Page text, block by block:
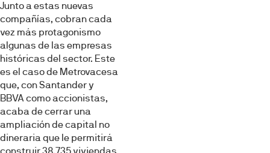
Junto a estas nuevas
compañías, cobran cada
vez más protagonismo
algunas de las empresas
históricas del sector. Este
es el caso de Metrovacesa
que, con Santander y
BBVA como accionistas,
acaba de cerrar una
ampliación de capital no
dineraria que le permitirá
construir 38.735 viviendas